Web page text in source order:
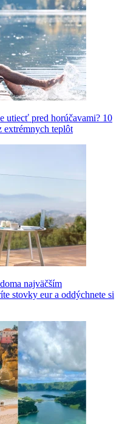
utiecť pred horúčavami? 10
extrémnych teplôt
najväčším
stovky eur a oddýchnete si